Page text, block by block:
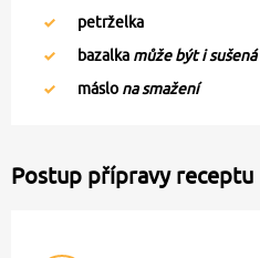
petrželka
bazalka může být i sušená
máslo na smažení
Postup přípravy receptu